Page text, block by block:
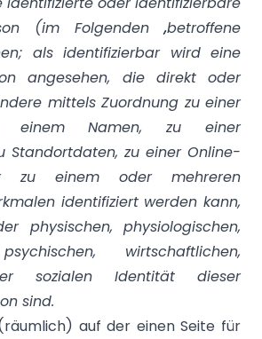
(im Folgenden „betroffene
als identifizierbar wird eine
angesehen, die direkt oder
mittels Zuordnung zu einer
einem Namen, zu einer
Standortdaten, zu einer Online-
zu einem oder mehreren
identifiziert werden kann,
physischen, physiologischen,
wirtschaftlichen,
sozialen Identität dieser
sind.
auf der einen Seite für